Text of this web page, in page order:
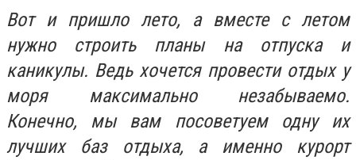
Вот и пришло лето, а вместе с летом
нужно строить планы на отпуска и
каникулы. Ведь хочется провести отдых у
моря максимально незабываемо.
Конечно, мы вам посоветуем одну их
лучших баз отдыха, а именно курорт